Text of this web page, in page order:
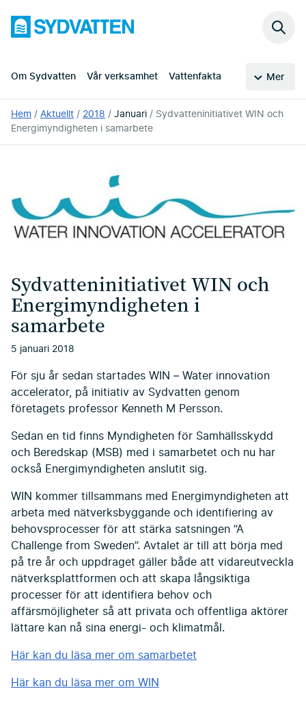
huvudinnehållet
Sydvatten
Om Sydvatten Vår verksamhet Vattenfakta Mer
Sök
Du
är
här:
Hem Aktuellt 2018 Januari
Sydvatteninitiativet WIN och
Energimyndigheten i samarbete
Sydvatteninitiativet WIN och
Energimyndigheten i
samarbete
5 januari 2018
För sju år sedan startades WIN – Water innovation
accelerator, på initiativ av Sydvatten genom
företagets professor Kenneth M Persson.
Sedan en tid finns Myndigheten för Samhällsskydd
och Beredskap (MSB) med i samarbetet och nu har
också Energimyndigheten anslutit sig.
WIN kommer tillsammans med Energimyndigheten att
arbeta med nätverksbyggande och identifiering av
behovsprocesser för att stärka satsningen ”A
Challenge from Sweden”. Avtalet är till att börja med
på tre år och uppdraget gäller både att vidareutveckla
nätverksplattformen och att skapa långsiktiga
processer för att identifiera behov och
affärsmöjligheter så att privata och offentliga aktörer
lättare kan nå sina energi- och klimatmål.
Här kan du läsa mer om samarbetet
Här kan du läsa mer om WIN